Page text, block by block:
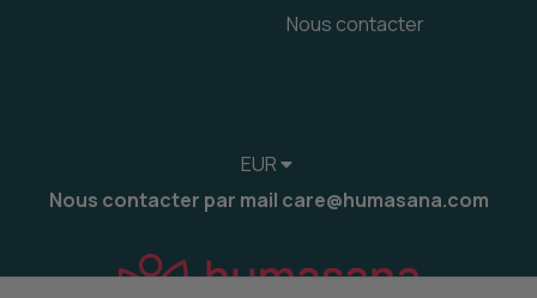
Nous contacter
EUR
Nous contacter par mail care@humasana.com